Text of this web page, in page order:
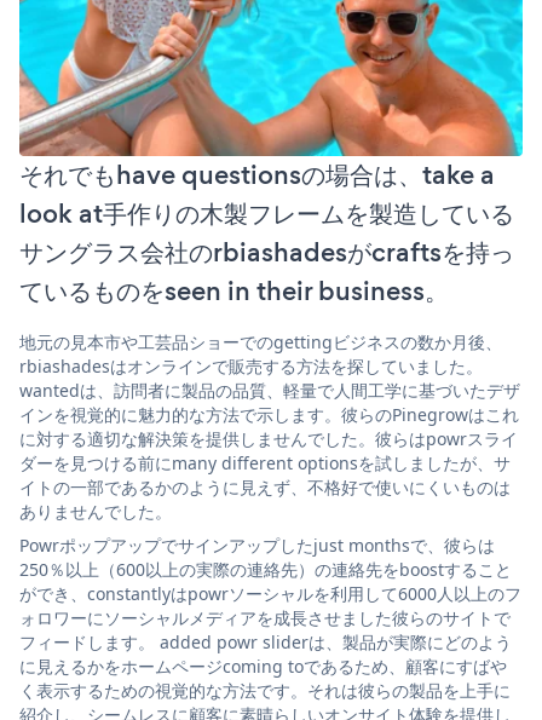
それでもhave questionsの場合は、take a
look at手作りの木製フレームを製造している
サングラス会社のrbiashadesがcraftsを持っ
ているものをseen in their business。
地元の見本市や工芸品ショーでのgettingビジネスの数か月後、
rbiashadesはオンラインで販売する方法を探していました。
wantedは、訪問者に製品の品質、軽量で人間工学に基づいたデザ
インを視覚的に魅力的な方法で示します。彼らのPinegrowはこれ
に対する適切な解決策を提供しませんでした。彼らはpowrスライ
ダーを見つける前にmany different optionsを試しましたが、サ
イトの一部であるかのように見えず、不格好で使いにくいものは
ありませんでした。
Powrポップアップでサインアップしたjust monthsで、彼らは
250％以上（600以上の実際の連絡先）の連絡先をboostすること
ができ、constantlyはpowrソーシャルを利用して6000人以上のフ
ォロワーにソーシャルメディアを成長させました彼らのサイトで
フィードします。 added powr sliderは、製品が実際にどのよう
に見えるかをホームページcoming toであるため、顧客にすばや
く表示するための視覚的な方法です。それは彼らの製品を上手に
紹介し、シームレスに顧客に素晴らしいオンサイト体験を提供し